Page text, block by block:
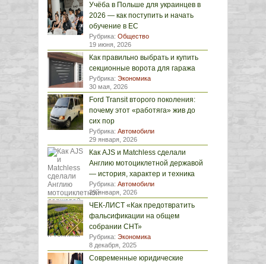
Учёба в Польше для украинцев в
2026 — как поступить и начать
обучение в ЕС
Рубрика: Общество
19 июня, 2026
Как правильно выбрать и купить
секционные ворота для гаража
Рубрика: Экономика
30 мая, 2026
Ford Transit второго поколения:
почему этот «работяга» жив до
сих пор
Рубрика: Автомобили
29 января, 2026
Как AJS и Matchless сделали
Англию мотоциклетной державой
— история, характер и техника
Рубрика: Автомобили
29 января, 2026
ЧЕК-ЛИСТ «Как предотвратить
фальсификации на общем
собрании СНТ»
Рубрика: Экономика
8 декабря, 2025
Современные юридические